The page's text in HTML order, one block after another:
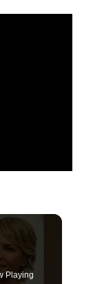
Playing